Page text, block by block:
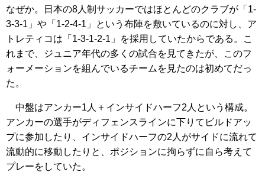
なぜか。日本の8人制サッカーではほとんどのクラブが「1-
3-3-1」や「1-2-4-1」という布陣を敷いているのに対し、ア
トレティコは「1-3-1-2-1」を採用していたからである。こ
れまで、ジュニア年代の多くの試合を見てきたが、このフ
ォーメーションを組んでいるチームを見たのは初めてだっ
た。
中盤はアンカー1人＋インサイドハーフ2人という構成。
アンカーの選手がディフェンスラインに下りてビルドアッ
プに参加したり、インサイドハーフの2人がサイドに流れて
流動的に移動したりと、ポジションに拘らずに自ら考えて
プレーをしていた。